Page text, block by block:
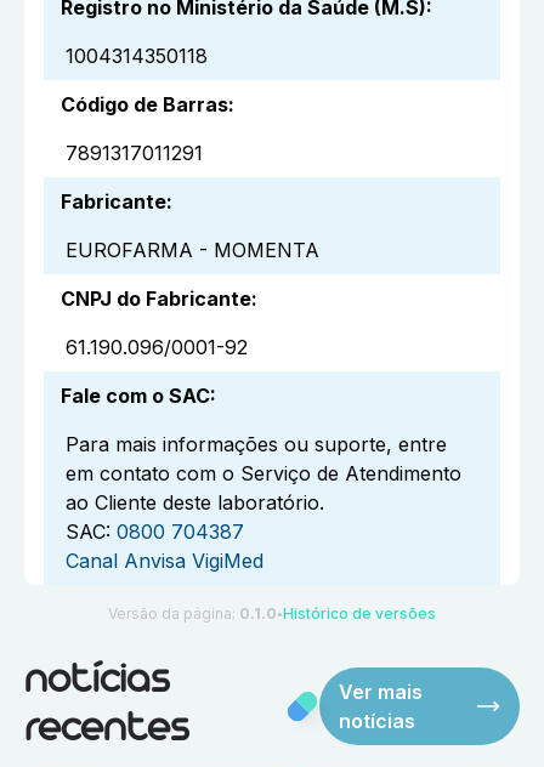
Registro no Ministério da Saúde (M.S):
1004314350118
Código de Barras:
7891317011291
Fabricante:
EUROFARMA - MOMENTA
CNPJ do Fabricante:
61.190.096/0001-92
Fale com o SAC:
Para mais informações ou suporte, entre
em contato com o Serviço de Atendimento
ao Cliente deste laboratório.
SAC: 0800 704387
Canal Anvisa VigiMed
Versão da página: 0.1.0 ●Histórico de versões
notícias
recentes
Ver mais
notícias